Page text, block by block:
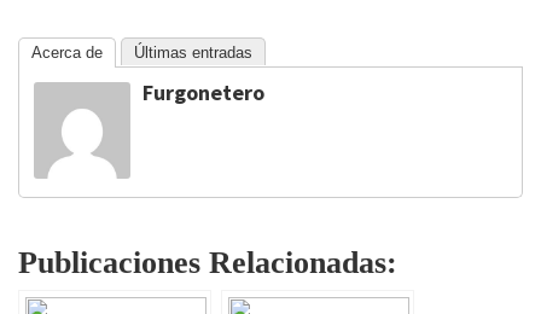
Acerca de Últimas entradas
Furgonetero
Publicaciones Relacionadas: